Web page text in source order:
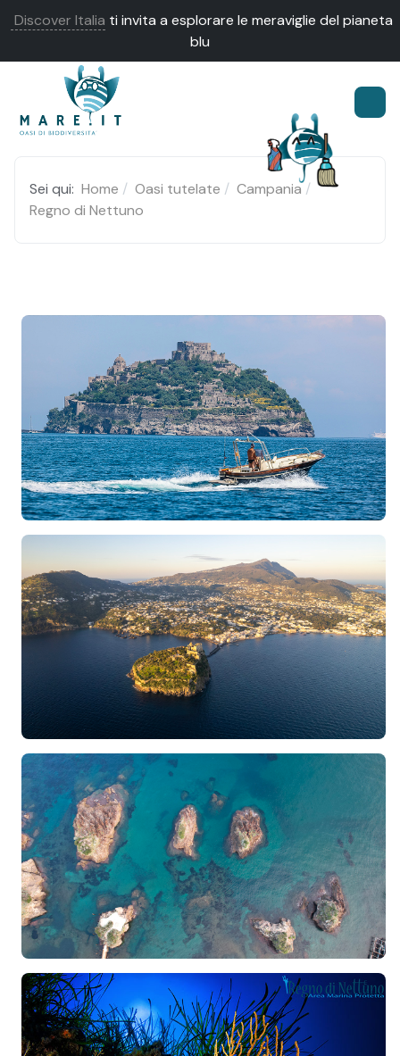
Discover Italia ti invita a esplorare le meraviglie del pianeta
blu
Sei qui: Home Oasi tutelate
Campania
Regno di Nettuno